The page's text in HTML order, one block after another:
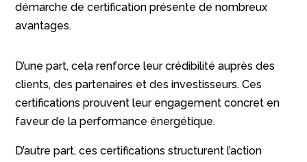
démarche de certification présente de nombreux
avantages.
D’une part, cela renforce leur crédibilité auprès des
clients, des partenaires et des investisseurs. Ces
certifications prouvent leur engagement concret en
faveur de la performance énergétique.
D’autre part, ces certifications structurent l’action